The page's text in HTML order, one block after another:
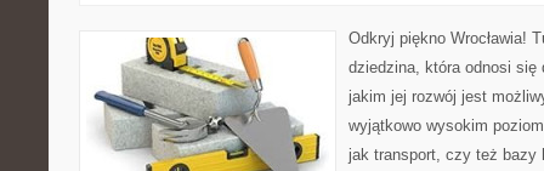
Odkryj piękno Wrocławia!
dziedzina, która odnosi się
jakim jej rozwój jest
wyjątkowo wysokim
jak transport, czy też bazy